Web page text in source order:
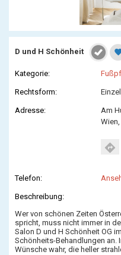
D und H Schönheit
Kategorie:
Rechtsform:
Adresse:
Am
directions
Telefon:
Beschreibung:
Wer von schönen Zeiten
spricht, muss nicht immer in
Salon D und H Schönheit OG
Schönheits-Behandlungen an.
Wünsche wahr, die heller